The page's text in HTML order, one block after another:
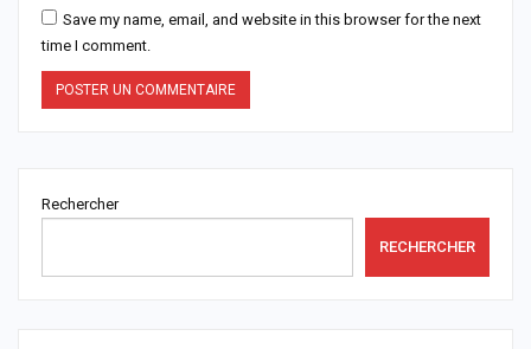
Save my name, email, and website in this browser for the next
time I comment.
Rechercher
RECHERCHER